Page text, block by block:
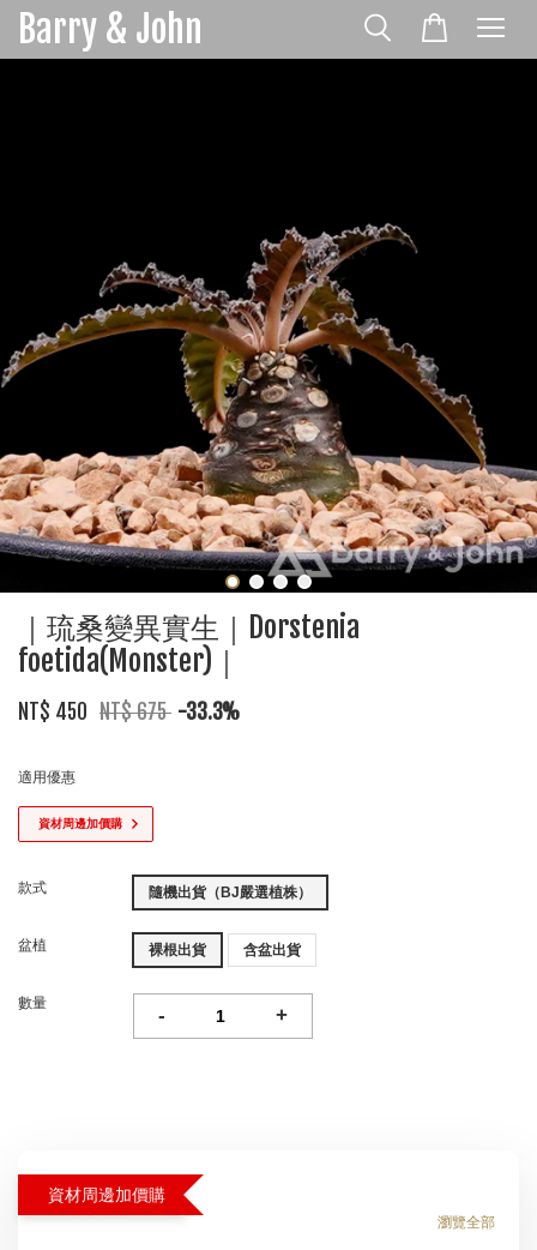
Barry & John
｜琉桑變異實生｜Dorstenia
foetida(Monster)｜
NT$ 450 NT$ 675 -33.3%
適用優惠
資材周邊加價購
款式 隨機出貨（BJ嚴選植株）
盆植 裸根出貨 含盆出貨
數量
- +
資材周邊加價購
瀏覽全部